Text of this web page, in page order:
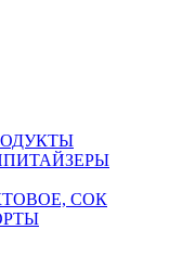
СОК